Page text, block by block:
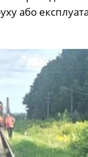
або